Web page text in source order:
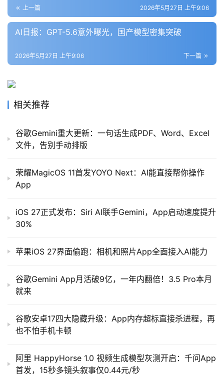
上一篇 2026年5月27日 上午9:06
AI日报：GPT-5.6意外曝光，国产模型密集突破
下一篇
2026年5月27日 上午9:06
相关推荐
谷歌Gemini重大更新：一句话生成PDF、Word、Excel
文件，告别手动排版
荣耀MagicOS 11首发YOYO Next：AI能直接帮你操作
App
iOS 27正式发布：Siri AI联手Gemini，App启动速度提升
30%
苹果iOS 27界面偷跑：相机和照片App全面接入AI能力
谷歌Gemini App月活破9亿，一年内翻倍！3.5 Pro本月
就来
谷歌安卓17四大隐藏升级：App内存超标直接杀进程，再
也不怕手机卡顿
阿里 HappyHorse 1.0 视频生成模型灰测开启：千问App
首发，15秒多镜头叙事仅0.44元/秒